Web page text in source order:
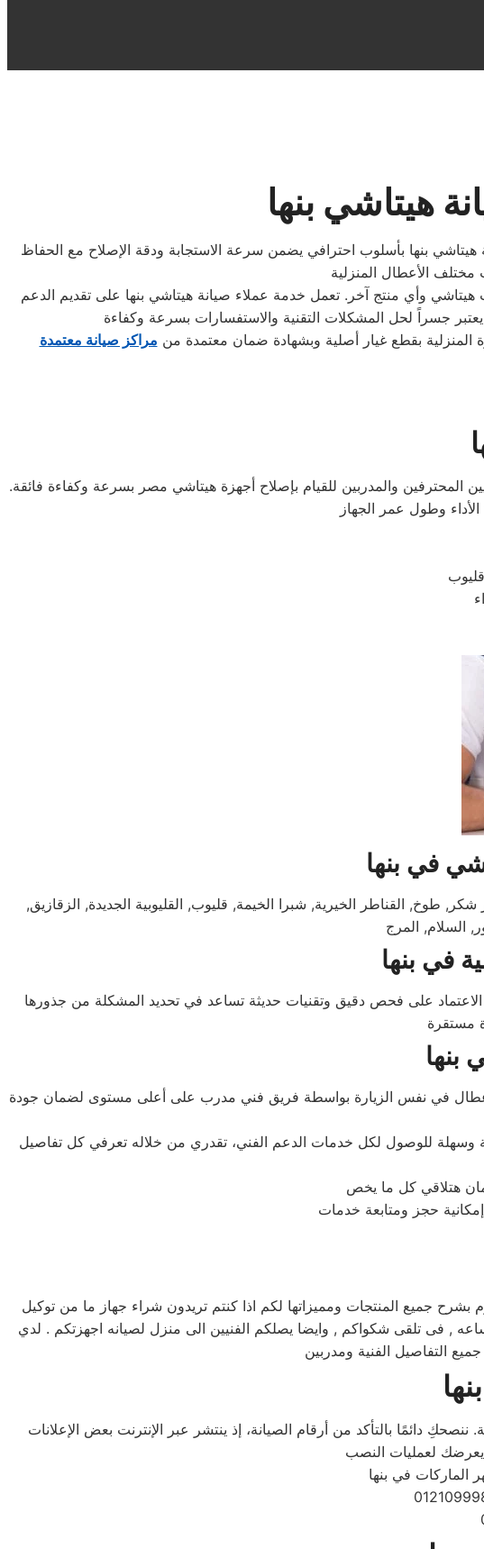
هيتاشي بنها
بنها بأسلوب احترافي يضمن سرعة الاستجابة ودقة الإصلاح مع الحفاظ
الأعطال المنزلية
وأي منتج آخر. تعمل خدمة عملاء صيانة هيتاشي بنها على تقديم الدعم
بقطع غيار أصلية وبشهادة ضمان معتمدة من مراكز صيانة معتمدة
المحترفين والمدربين للقيام بإصلاح أجهزة هيتاشي مصر بسرعة وكفاءة فائقة.
في بنها
القناطر الخيرية, شبرا الخيمة, قليوب, القليوبية الجديدة, الزقازيق,
السلام, المرج
في بنها
على فحص دقيق وتقنيات حديثة تساعد في تحديد المشكلة من جذورها
مستقرة
بنها
الأعطال في نفس الزيارة بواسطة فريق فني مدرب على أعلى مستوى لضمان جودة
وسهلة للوصول لكل خدمات الدعم الفني، تقدري من خلاله تعرفي كل تفاصيل
هتلاقي كل ما يخص
حجز ومتابعة خدمات
جميع المنتجات ومميزاتها لكم اذا كنتم تريدون شراء جهاز ما من توكيل
توفر لكم مرلكز صيانه هيتاشي خدمه 24 ساعه , فى تلقى شكواكم , وايضا يصلكم الفنيين الى منزل لصيانه اجهزتكم . لدي
التفاصيل الفنية ومدربين
دائمًا بالتأكد من أرقام الصيانة، إذ ينتشر عبر الإنترنت بعض الإعلانات